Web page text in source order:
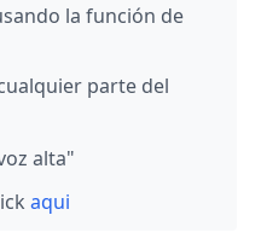
la función de
parte del
alta"
aqui